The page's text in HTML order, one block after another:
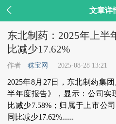
 文章详
东北制药：2025年上半
比减少17.62%
作者 秣宝网 2025-08-28 13:21
2025年8月27日，东北制药集
半年度报告》，显示：公司实
比减少7.58%；归属于上市公
同比减少17.62%......